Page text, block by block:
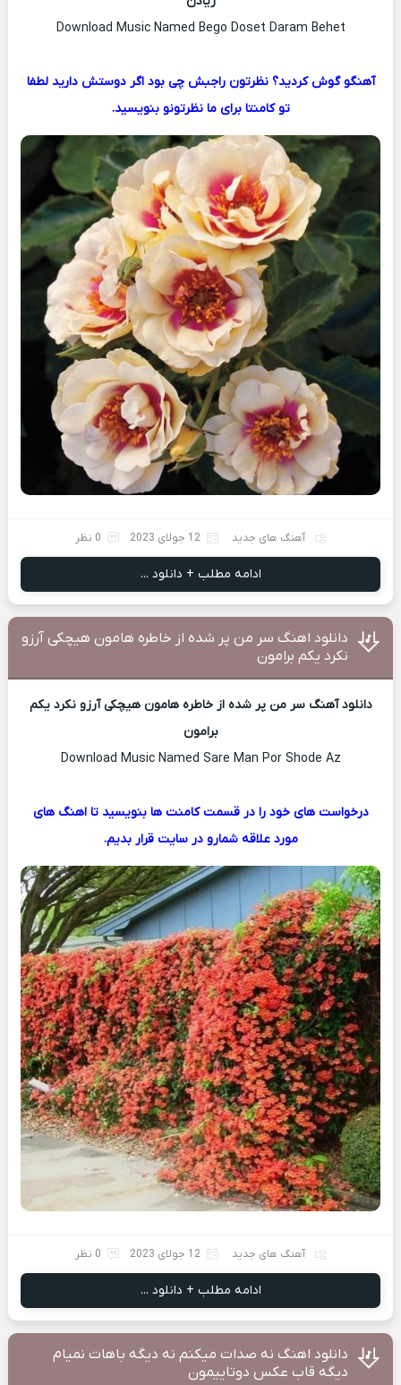
Download Music Named Bego Doset Daram Behet
آهنگو گوش کردید؟ نظرتون راجبش چی بود اگر دوستش دارید لطفا
تو کامنتا برای ما نظرتونو بنویسید.
آهنگ های جدید 12 جولای 2023 0 نظر
ادامه مطلب + دانلود ...
دانلود اهنگ سر من پر شده از خاطره هامون هیچکی آرزو
نکرد یکم برامون
دانلود آهنگ سر من پر شده از خاطره هامون هیچکی آرزو نکرد یکم
برامون
Download Music Named Sare Man Por Shode Az
درخواست های خود را در قسمت کامنت ها بنویسید تا اهنگ های
مورد علاقه شمارو در سایت قرار بدیم.
آهنگ های جدید 12 جولای 2023 0 نظر
ادامه مطلب + دانلود ...
دانلود اهنگ نه صدات میکنم نه دیگه باهات نمیام
دیگه قاب عکس دوتاییمون